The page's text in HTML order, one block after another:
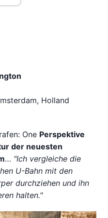
Holland
One Perspektive
der neuesten
… "Ich vergleiche die
U-Bahn mit den
durchziehen und ihn
halten."